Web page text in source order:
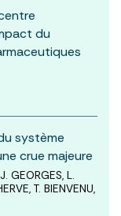
du
système
crue majeure
GEORGES, L.
T. BIENVENU,